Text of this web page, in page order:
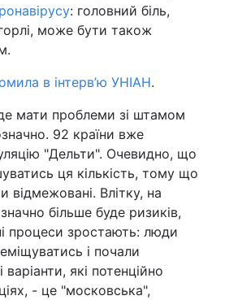
Лайт
Туризм
Погода
Регіони
Статті
Думки
: головний біль,
може бути також
в інтерв’ю УНІАН.
мати проблеми зі штамом
92 країни вже
"Дельти". Очевидно, що
ця кількість, тому що
Влітку, на
більше буде ризиків,
процеси зростають: люди
і почали
які потенційно
- це "московська",